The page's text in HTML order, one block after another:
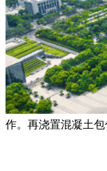
作。再浇置混凝土